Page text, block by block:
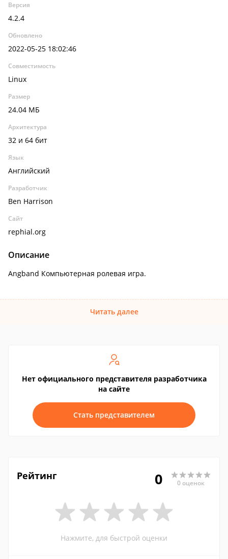
Версия
4.2.4
Обновлено
2022-05-25 18:02:46
Совместимость
Linux
Размер
24.04 МБ
Архитектура
32 и 64 бит
Язык
Английский
Разработчик
Ben Harrison
Сайт
rephial.org
Описание
Angband Компьютерная ролевая игра.
Читать далее
Нет официального представителя разработчика
на сайте
Стать представителем
Рейтинг 0 0 оценок
Нажмите, для быстрой оценки